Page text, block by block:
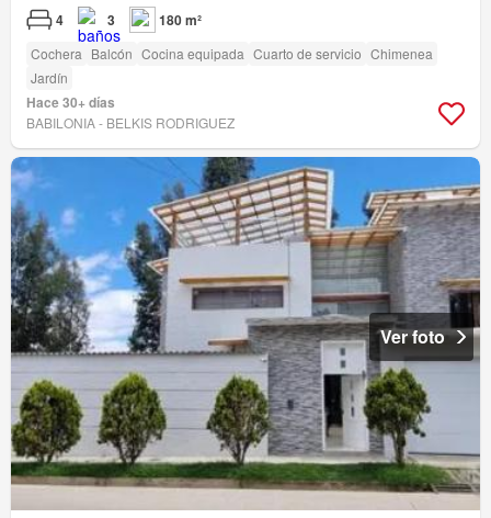
4 3 180 m²
Cochera Balcón Cocina equipada Cuarto de servicio Chimenea
Jardín
Hace 30+ días
BABILONIA - BELKIS RODRIGUEZ
Ver foto